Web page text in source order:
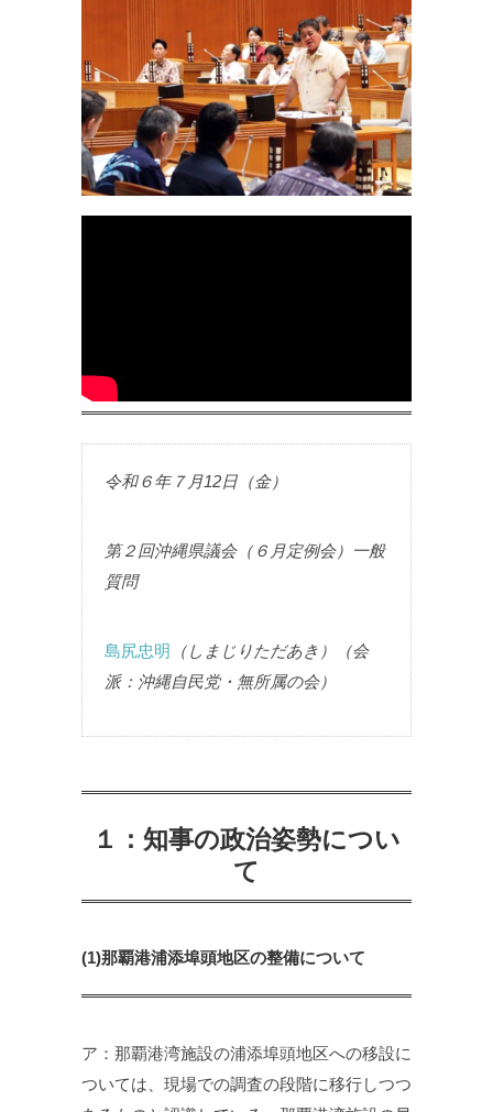
令和６年７月12日（金）
第２回沖縄県議会（６月定例会）一般
質問
島尻忠明
（しまじりただあき）（会
派：沖縄自民党・無所属の会）
１：知事の政治姿勢につい
て
(1)那覇港浦添埠頭地区の整備について
ア：那覇港湾施設の浦添埠頭地区への移設に
ついては、現場での調査の段階に移行しつつ